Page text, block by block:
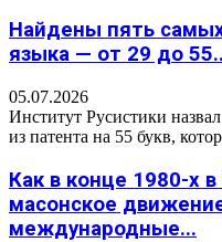
Найдены пять
языка — от 29 до
05.07.2026
Институт Русистики
из патента на 55 букв,
Как в конце 1980-х
масонское
международные...